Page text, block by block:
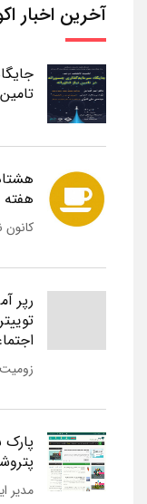
آخرین اخبار
تامین
هفته اول
کانون
رپر
زومیت
مدیر